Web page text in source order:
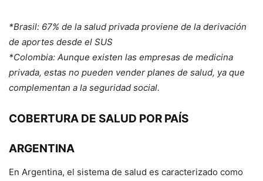
*Brasil: 67% de la salud privada proviene de la derivación
de aportes desde el SUS
*Colombia: Aunque existen las empresas de medicina
privada, estas no pueden vender planes de salud, ya que
complementan a la seguridad social.
COBERTURA DE SALUD POR PAÍS
ARGENTINA
En Argentina, el sistema de salud es caracterizado como